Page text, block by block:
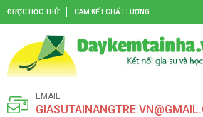
ĐƯỢC HỌC THỬ CAM KẾT CHẤT LƯỢNG
EMAIL